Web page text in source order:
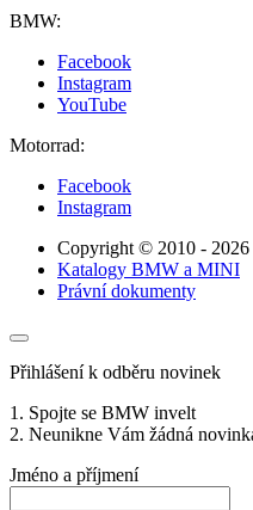
BMW:
Facebook
Instagram
YouTube
Motorrad:
Facebook
Instagram
Copyright © 2010 - 2026
Katalogy BMW a MINI
Právní dokumenty
Přihlášení k odběru novinek
1. Spojte se BMW invelt
2. Neunikne Vám žádná
Jméno a příjmení